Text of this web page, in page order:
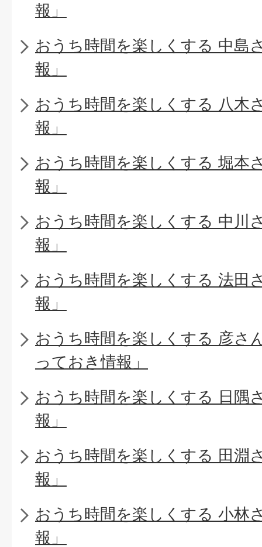
報」
おうち時間を楽しくする 中島
報」
おうち時間を楽しくする 八木
報」
おうち時間を楽しくする 堀本
報」
おうち時間を楽しくする 中川
報」
おうち時間を楽しくする 法田
報」
おうち時間を楽しくする 彦さ
っておき情報」
おうち時間を楽しくする 日隅
報」
おうち時間を楽しくする 田淵
報」
おうち時間を楽しくする 小林
報」